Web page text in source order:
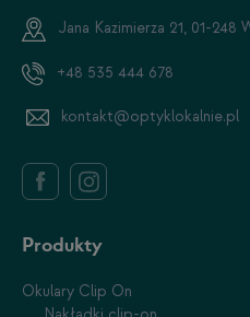
Jana Kazimierza 21, 01-248
+48 535 444 678
kontakt@optyklokalnie.pl
Produkty
Okulary Clip On